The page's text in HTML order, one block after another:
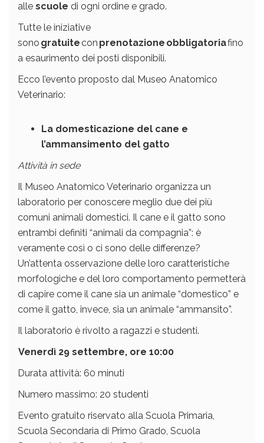
alle scuole di ogni ordine e grado.
Tutte le iniziative
sono gratuitecon prenotazione obbligatoriafino
a esaurimento dei posti disponibili.
Ecco l’evento proposto dal Museo Anatomico
Veterinario:
La domesticazione del cane e
l’ammansimento del gatto
Attività in sede
Il Museo Anatomico Veterinario organizza un
laboratorio per conoscere meglio due dei più
comuni animali domestici. Il cane e il gatto sono
entrambi definiti “animali da compagnia”: è
veramente così o ci sono delle differenze?
Un’attenta osservazione delle loro caratteristiche
morfologiche e del loro comportamento permetterà
di capire come il cane sia un animale “domestico” e
come il gatto, invece, sia un animale “ammansito”.
Il laboratorio è rivolto a ragazzi e studenti.
Venerdì 29 settembre, ore 10:00
Durata attività: 60 minuti
Numero massimo: 20 studenti
Evento gratuito riservato alla Scuola Primaria,
Scuola Secondaria di Primo Grado, Scuola